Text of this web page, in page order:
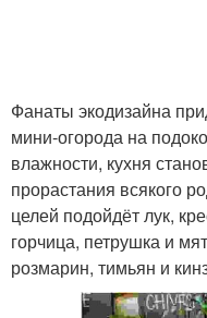
Фанаты экодизайна
мини-огорода на
влажности, кухня
прорастания всякого
целей подойдёт лук,
горчица, петрушка и
розмарин, тимьян и